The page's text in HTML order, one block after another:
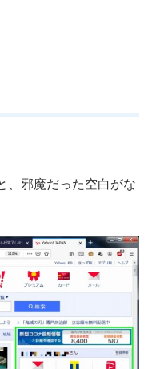
、邪魔だった空白がな